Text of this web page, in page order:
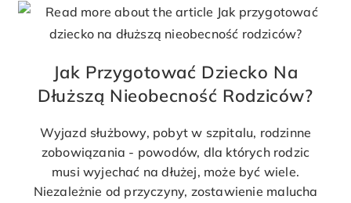
Jak Przygotować Dziecko Na
Dłuższą Nieobecność Rodziców?
Wyjazd służbowy, pobyt w szpitalu, rodzinne
zobowiązania - powodów, dla których rodzic
musi wyjechać na dłużej, może być wiele.
Niezależnie od przyczyny, zostawienie malucha